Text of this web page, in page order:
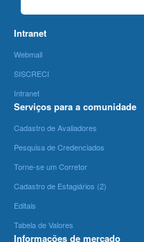
Intranet
Webmail
SISCRECI
Intranet
Serviços para a comunidade
Cadastro de Avaliadores
Pesquisa de Credenciados
Torne-se um Corretor
Cadastro de Estagiários (2)
Editais
Tabela de Valores
Informações de mercado